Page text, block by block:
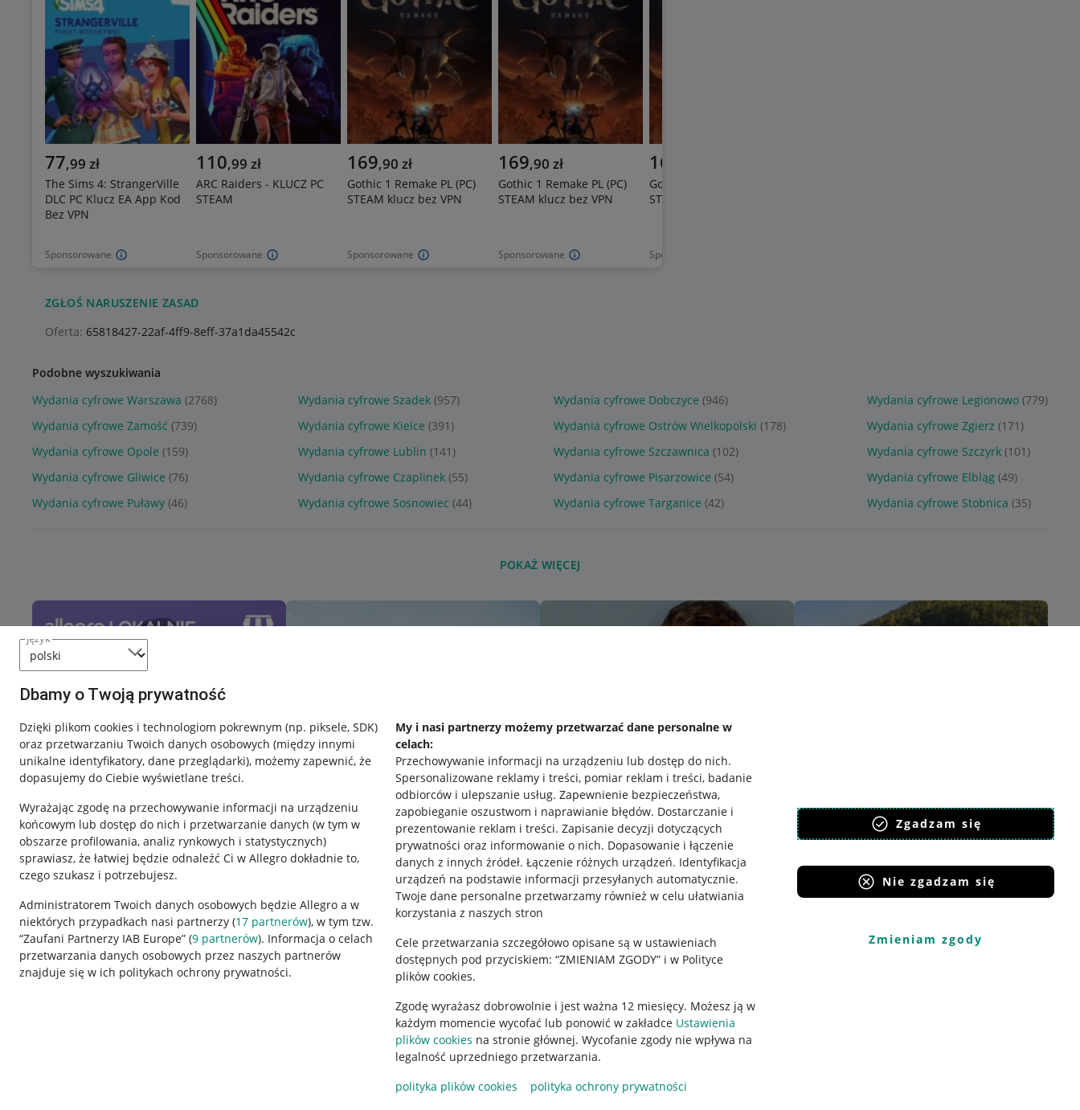
język
Dbamy o Twoją prywatność
Dzięki plikom cookies i technologiom pokrewnym (np. piksele, SDK)
oraz przetwarzaniu Twoich danych osobowych (między innymi
unikalne identyfikatory, dane przeglądarki), możemy zapewnić, że
dopasujemy do Ciebie wyświetlane treści.
Wyrażając zgodę na przechowywanie informacji na urządzeniu
końcowym lub dostęp do nich i przetwarzanie danych (w tym w
obszarze profilowania, analiz rynkowych i statystycznych)
sprawiasz, że łatwiej będzie odnaleźć Ci w Allegro dokładnie to,
czego szukasz i potrzebujesz.
Administratorem Twoich danych osobowych będzie Allegro a w
niektórych przypadkach nasi partnerzy (17 partnerów), w tym tzw.
“Zaufani Partnerzy IAB Europe” (9 partnerów). Informacja o celach
przetwarzania danych osobowych przez naszych partnerów
znajduje się w ich politykach ochrony prywatności.
My i nasi partnerzy możemy przetwarzać dane personalne w
celach:
Przechowywanie informacji na urządzeniu lub dostęp do nich.
Spersonalizowane reklamy i treści, pomiar reklam i treści, badanie
odbiorców i ulepszanie usług. Zapewnienie bezpieczeństwa,
zapobieganie oszustwom i naprawianie błędów. Dostarczanie i
prezentowanie reklam i treści. Zapisanie decyzji dotyczących
prywatności oraz informowanie o nich. Dopasowanie i łączenie
danych z innych źródeł. Łączenie różnych urządzeń. Identyfikacja
urządzeń na podstawie informacji przesyłanych automatycznie.
Twoje dane personalne przetwarzamy również w celu ułatwiania
korzystania z naszych stron
Cele przetwarzania szczegółowo opisane są w ustawieniach
dostępnych pod przyciskiem: “ZMIENIAM ZGODY” i w Polityce
plików cookies.
Zgodę wyrażasz dobrowolnie i jest ważna 12 miesięcy. Możesz ją w
każdym momencie wycofać lub ponowić w zakładce Ustawienia
plików cookies na stronie głównej. Wycofanie zgody nie wpływa na
legalność uprzedniego przetwarzania.
polityka plików cookies
polityka ochrony prywatności
Zgadzam się
Nie zgadzam się
Zmieniam zgody
Sponsorowane
77,99 zł
The Sims 4: StrangerVille
DLC PC Klucz EA App Kod
Bez VPN
Sponsorowane
110,99 zł
ARC Raiders - KLUCZ PC
STEAM
Sponsorowane
169,90 zł
Gothic 1 Remake PL (PC)
STEAM klucz bez VPN
Sponsorowane
169,90 zł
Gothic 1 Remake PL (PC)
STEAM klucz bez VPN
Sponsorowane
169
Gothic 1 Remake PL (PC)
STEAM klucz bez VPN
ZGŁOŚ NARUSZENIE ZASAD
Oferta: 65818427-22af-4ff9-8eff-37a1da45542c
Podobne wyszukiwania
Wydania cyfrowe Warszawa (2768) Wydania cyfrowe Szadek (957) Wydania cyfrowe Dobczyce (946) Wydania cyfrowe Legionowo (779)
Wydania cyfrowe Zamość (739) Wydania cyfrowe Kielce (391) Wydania cyfrowe Ostrów Wielkopolski (178) Wydania cyfrowe Zgierz (171)
Wydania cyfrowe Opole (159) Wydania cyfrowe Lublin (141) Wydania cyfrowe Szczawnica (102) Wydania cyfrowe Szczyrk (101)
Wydania cyfrowe Gliwice (76) Wydania cyfrowe Czaplinek (55) Wydania cyfrowe Pisarzowice (54) Wydania cyfrowe Elbląg (49)
Wydania cyfrowe Puławy (46) Wydania cyfrowe Sosnowiec (44) Wydania cyfrowe Targanice (42) Wydania cyfrowe Stobnica (35)
POKAŻ WIĘCEJ
Przydatne informacje
Jak to działa
Napisz do nas
Allegro Gadane dla sprzedających
Regulamin
Polityka plików "cookies"
Ustawienia plików "cookies"
Udostępnianie lokalizacji
Informacje dla Aktu o Usługach Cyfrowych
Pobierz aplikację